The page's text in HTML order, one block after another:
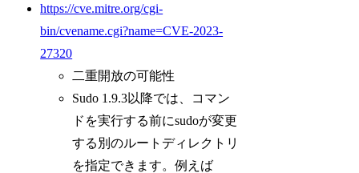
https://cve.mitre.org/cgi-
bin/cvename.cgi?name=CVE-2023-
27320
二重開放の可能性
Sudo 1.9.3以降では、コマン
ドを実行する前にsudoが変更
する別のルートディレクトリ
を指定できます。例えば